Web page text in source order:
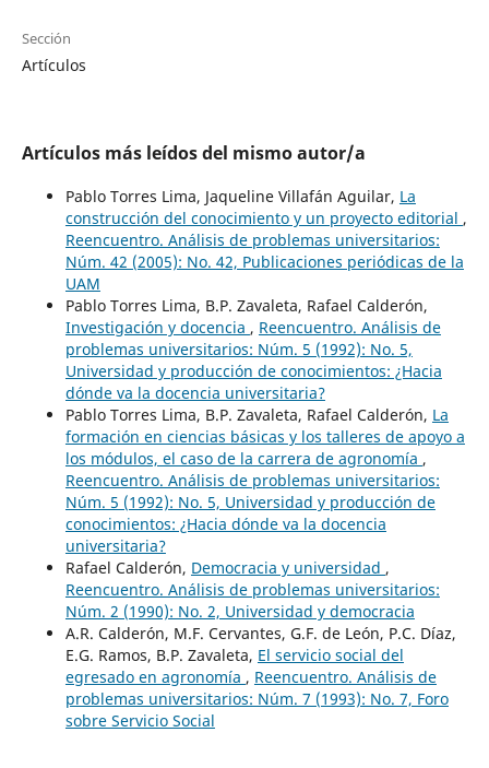
Sección
Artículos
Artículos más leídos del mismo autor/a
Pablo Torres Lima, Jaqueline Villafán Aguilar, La
construcción del conocimiento y un proyecto editorial ,
Reencuentro. Análisis de problemas universitarios:
Núm. 42 (2005): No. 42, Publicaciones periódicas de la
UAM
Pablo Torres Lima, B.P. Zavaleta, Rafael Calderón,
Investigación y docencia , Reencuentro. Análisis de
problemas universitarios: Núm. 5 (1992): No. 5,
Universidad y producción de conocimientos: ¿Hacia
dónde va la docencia universitaria?
Pablo Torres Lima, B.P. Zavaleta, Rafael Calderón, La
formación en ciencias básicas y los talleres de apoyo a
los módulos, el caso de la carrera de agronomía ,
Reencuentro. Análisis de problemas universitarios:
Núm. 5 (1992): No. 5, Universidad y producción de
conocimientos: ¿Hacia dónde va la docencia
universitaria?
Rafael Calderón, Democracia y universidad ,
Reencuentro. Análisis de problemas universitarios:
Núm. 2 (1990): No. 2, Universidad y democracia
A.R. Calderón, M.F. Cervantes, G.F. de León, P.C. Díaz,
E.G. Ramos, B.P. Zavaleta, El servicio social del
egresado en agronomía , Reencuentro. Análisis de
problemas universitarios: Núm. 7 (1993): No. 7, Foro
sobre Servicio Social